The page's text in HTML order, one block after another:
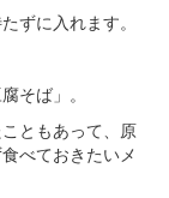
ずに入れます。
そば」。
ともあって、原
べておきたいメ